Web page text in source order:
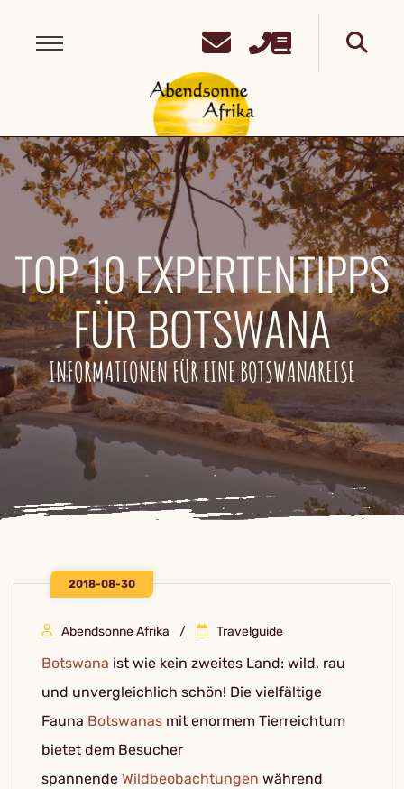
TOP 10 EXPERTENTIPPS
FÜR BOTSWANA
INFORMATIONEN FÜR EINE BOTSWANAREISE
2018-08-30
Abendsonne Afrika Travelguide
Botswana ist wie kein zweites Land: wild, rau
und unvergleichlich schön! Die vielfältige
Fauna Botswanas mit enormem Tierreichtum
bietet dem Besucher
spannende Wildbeobachtungen während